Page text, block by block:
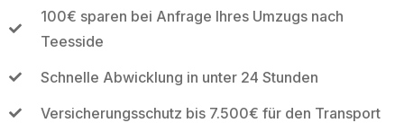
100€ sparen bei Anfrage Ihres Umzugs nach
Teesside
Schnelle Abwicklung in unter 24 Stunden
Versicherungsschutz bis 7.500€ für den Transport